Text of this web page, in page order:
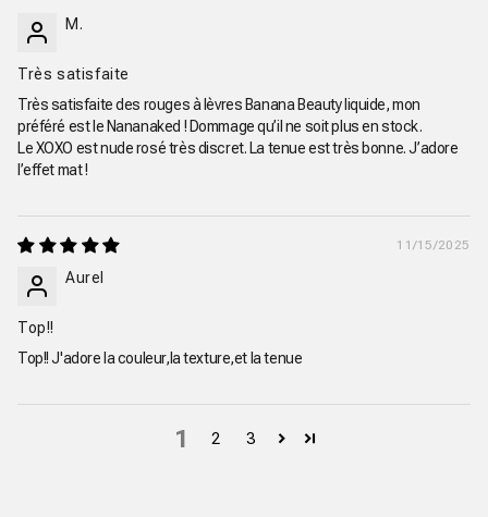
M.
Très satisfaite
Très satisfaite des rouges à lèvres Banana Beauty liquide, mon
préféré est le Nananaked ! Dommage qu’il ne soit plus en stock.
Le XOXO est nude rosé très discret. La tenue est très bonne. J’adore
l’effet mat !
11/15/2025
Aurel
Top!!
Top!! J'adore la couleur,la texture,et la tenue
1 2 3